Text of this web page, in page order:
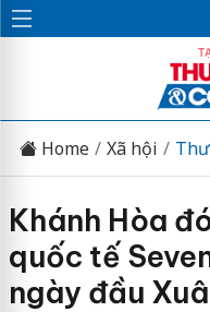
Home Xã hội
Khánh Hòa
quốc tế
ngày đầu